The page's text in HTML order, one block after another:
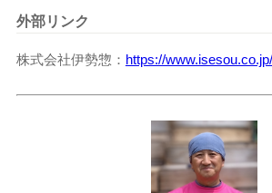
外部リンク
株式会社伊勢惣 https://www.isesou.co.jp/